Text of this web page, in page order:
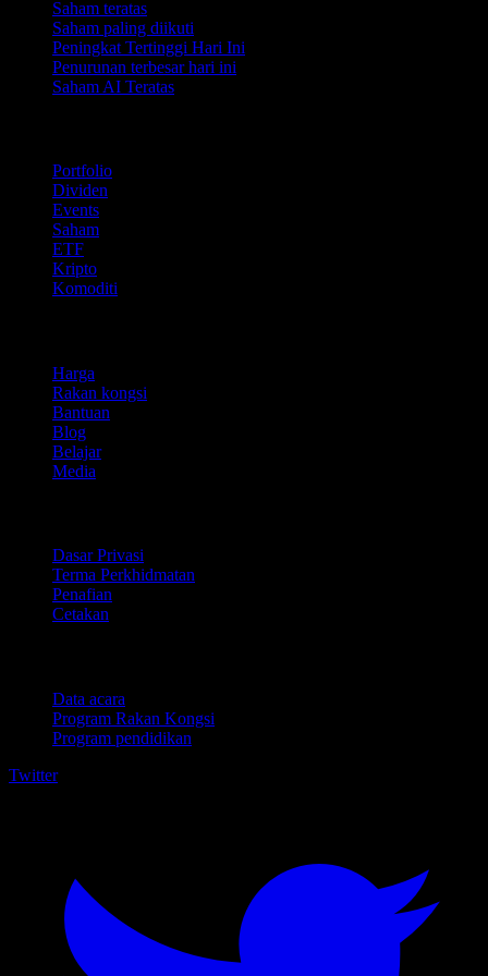
Saham teratas
Saham paling diikuti
Peningkat Tertinggi Hari Ini
Penurunan terbesar hari ini
Saham AI Teratas
Portfolio
Dividen
Events
Saham
ETF
Kripto
Komoditi
Harga
Rakan kongsi
Bantuan
Blog
Belajar
Media
Dasar Privasi
Terma Perkhidmatan
Penafian
Cetakan
Data acara
Program Rakan Kongsi
Program pendidikan
Twitter